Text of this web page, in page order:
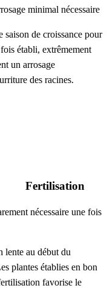
minimal nécessaire
saison de croissance pour
établi, extrêmement
un arrosage
des racines.
Fertilisation
nécessaire une fois
lente au début du
plantes établies en bon
favorise le